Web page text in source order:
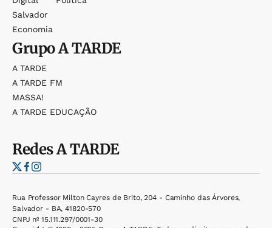
Salvador
Economia
GrupoA TARDE
A TARDE
A TARDE FM
MASSA!
A TARDE EDUCAÇÃO
RedesA TARDE
Rua Professor Milton Cayres de Brito, 204 - Caminho das Árvores,
Salvador - BA, 41820-570
CNPJ nº 15.111.297/0001-30